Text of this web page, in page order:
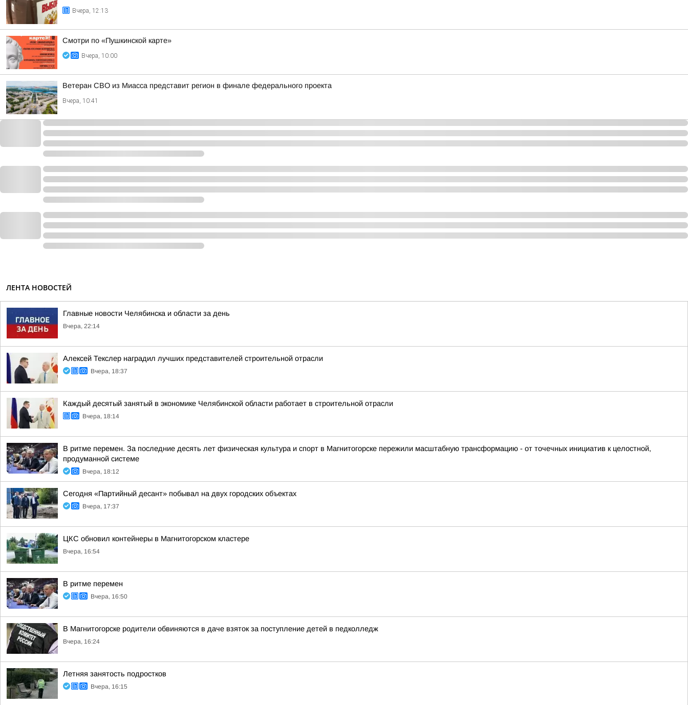
Вчера, 12:13
Смотри по «Пушкинской карте»
Вчера, 10:00
Ветеран СВО из Миасса представит регион в финале федерального проекта
Вчера, 10:41
ЛЕНТА НОВОСТЕЙ
Главные новости Челябинска и области за день
Вчера, 22:14
Алексей Текслер наградил лучших представителей строительной отрасли
Вчера, 18:37
Каждый десятый занятый в экономике Челябинской области работает в строительной отрасли
Вчера, 18:14
В ритме перемен. За последние десять лет физическая культура и спорт в Магнитогорске пережили масштабную трансформацию - от точечных инициатив к целостной,
продуманной системе
Вчера, 18:12
Сегодня «Партийный десант» побывал на двух городских объектах
Вчера, 17:37
ЦКС обновил контейнеры в Магнитогорском кластере
Вчера, 16:54
В ритме перемен
Вчера, 16:50
В Магнитогорске родители обвиняются в даче взяток за поступление детей в педколледж
Вчера, 16:24
Летняя занятость подростков
Вчера, 16:15